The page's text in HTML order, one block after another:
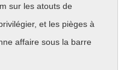
sur les atouts de
et les pièges à
affaire sous la barre